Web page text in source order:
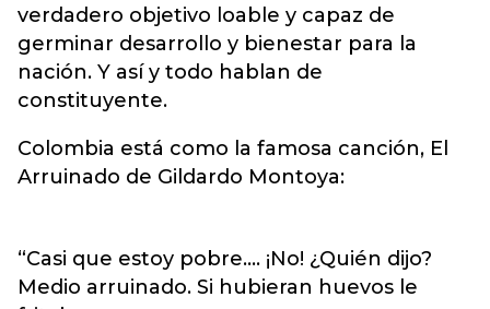
verdadero objetivo loable y capaz de
germinar desarrollo y bienestar para la
nación. Y así y todo hablan de
constituyente.
Colombia está como la famosa canción, El
Arruinado de Gildardo Montoya:
“Casi que estoy pobre…. ¡No! ¿Quién dijo?
Medio arruinado. Si hubieran huevos le